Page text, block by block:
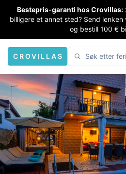
Bestepris-garanti hos Crovillas:
billigere et annet sted? Send
og bestill 100 €
CROVILLAS